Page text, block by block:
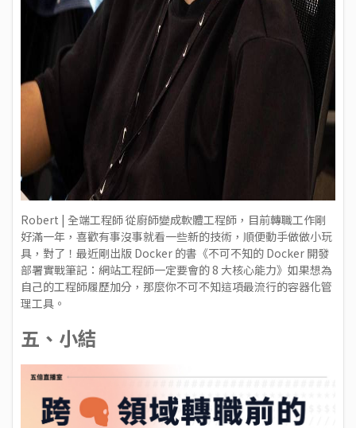
Robert | 全端工程師 從廚師變成軟體工程師，目前轉職工作剛
好滿一年，喜歡有事沒事就看一些新的技術，順便動手做做小玩
具，對了！最近剛出版 Docker 的書《不可不知的 Docker 開發
部署實戰筆記：網站工程師一定要會的 8 大核心能力》如果想為
自己的工程師履歷加分，那麼你不可不知這項最流行的容器化管
理工具。
五、小結